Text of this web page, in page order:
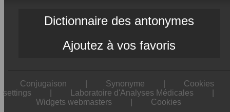
Dictionnaire des antonymes
Ajoutez à vos favoris
Conjugaison Synonyme
Cookies
settings
Laboratoire d'Analyses Médicales
Widgets webmasters
Cookies